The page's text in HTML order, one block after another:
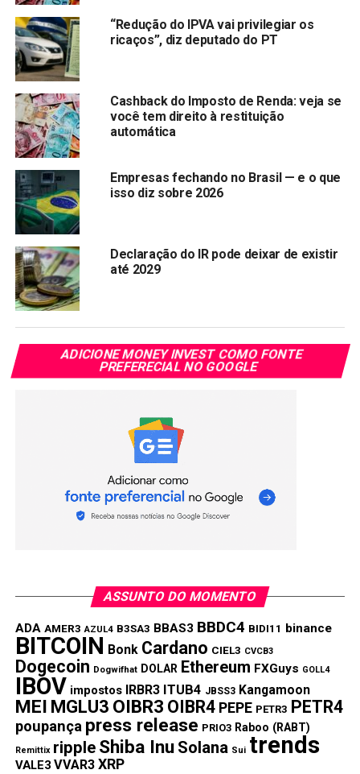
A retomada da cobrança de PIS/Cofinssobre
combustíveis, cujas alíquotas foram zeradas no governo
Bolsonaro, contribuiu para a melhoria na arrecadação. O
governo Lula parece decidido a continuar aumentando os
impostos para compensar a falta de cortes de gastos
necessários.
Para equilibrar as contas públicas, a equipe econômica
estima que será necessário aumentar a receita líquida em
cerca de R$ 280 bilhões. Portanto, mais
estar a caminho.
Nas redes sociais,Fernando Haddad tem recebido
apelidos como “Taxad” e “Zé do Taxão”
Copy
Link
WhatsApp
Twitter
Facebook
Reddit
Email
Aplicativo do Bradesco enfrenta instabilidade com
NÃO PERCA:
As 20 melhores e 20 piores cidades do Brasil
“Redução do IPVA vai privilegiar os
ricaços”, diz deputado do PT
Cashback do Imposto de Renda: veja se
você tem direito à restituição
automática
Empresas fechando no Brasil — e o que
isso diz sobre 2026
Declaração do IR pode deixar de existir
até 2029
ADICIONE MONEY INVEST COMO FONTE
PREFERECIAL NO GOOGLE
ASSUNTO DO MOMENTO
ADA AMER3 AZUL4 B3SA3 BBAS3 BBDC4 BIDI11 binance
BITCOIN Bonk Cardano CIEL3 CVCB3
Dogecoin Dogwifhat DOLAR Ethereum FXGuys GOLL4
IBOV impostos IRBR3 ITUB4 JBSS3 Kangamoon
MEI MGLU3 OIBR3 OIBR4 PEPE PETR3 PETR4
poupança press release PRIO3 Raboo (RABT)
Remittix ripple Shiba Inu Solana Sui trends
VALE3 VVAR3 XRP